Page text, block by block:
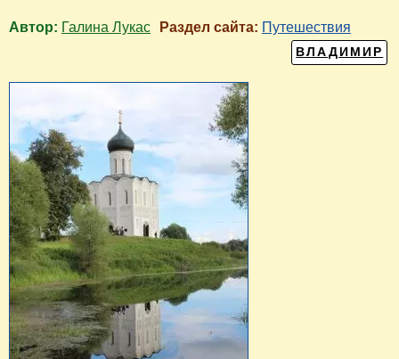
Автор: Галина Лукас Раздел сайта: Путешествия
ВЛАДИМИР